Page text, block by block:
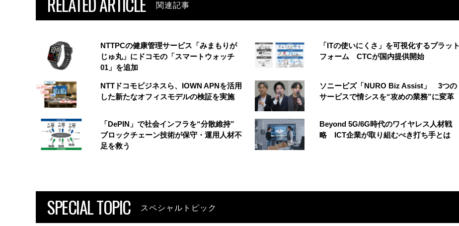
関連記事
NTTPCの健康管理サービス「みまもりが
じゅ丸」にドコモの「スマートウォッチ
01」を追加
「ITの使いにくさ」を可視化するプラット
フォーム CTCが国内提供開始
NTTドコモビジネスら、IOWN APNを活用
した新たなオフィスモデルの検証を実施
ソニービズ「NURO Biz Assist」 3つの
サービスで情シスを“攻めの業務”に変革
「DePIN」で社会インフラを“分散維持”
ブロックチェーン技術が保守・運用人材不
足を救う
Beyond 5G/6G時代のワイヤレス人材戦
略 ICT企業が取り組むべき打ち手とは
SPECIAL TOPIC スペシャルトピック